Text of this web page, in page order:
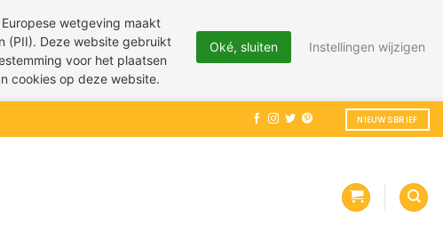
NIEUWSBRIEF
wetgeving maakt
(PII). Deze website gebruikt
voor het plaatsen
cookies op deze website.
Oké, sluiten Instellingen wijzigen